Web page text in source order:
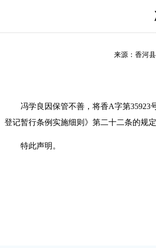
来源：香河
冯学良因保管不善，将香A字第35923
登记暂行条例实施细则》第二十二条的规
特此声明。